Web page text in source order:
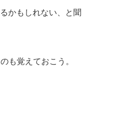
かもしれない、と聞
も覚えておこう。